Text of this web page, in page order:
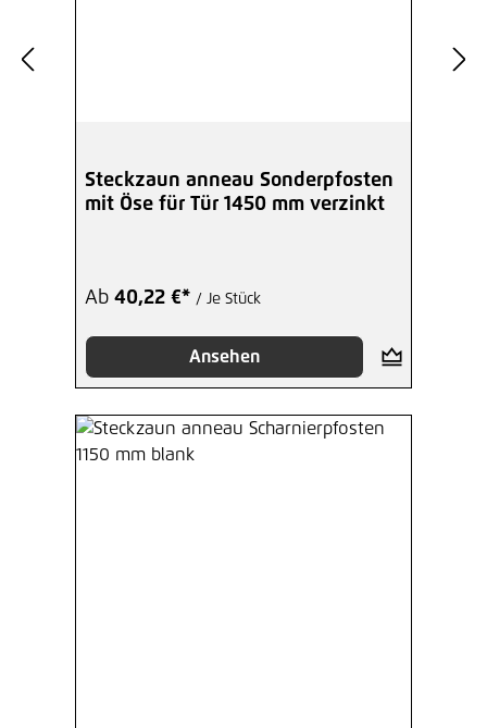
Steckzaun anneau Sonderpfosten
mit Öse für Tür 1450 mm verzinkt
Ab 40,22 €* / Je Stück
Ansehen